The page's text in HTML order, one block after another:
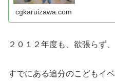
cgkaruizawa.com
２０１２年度も、欲張らず、
すでにある追分のこどもイ